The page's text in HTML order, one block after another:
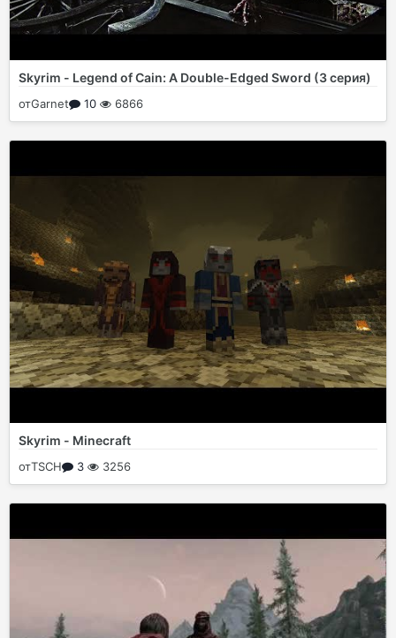
Skyrim - Legend of Cain: A Double-Edged Sword (3 серия)
отGarnet 10 6866
Skyrim - Minecraft
отTSCH 3 3256